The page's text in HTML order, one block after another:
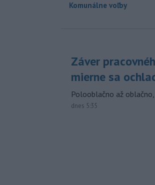
Komunálne voľby
Záver
mierne sa
Polooblačno až
dnes 5:35